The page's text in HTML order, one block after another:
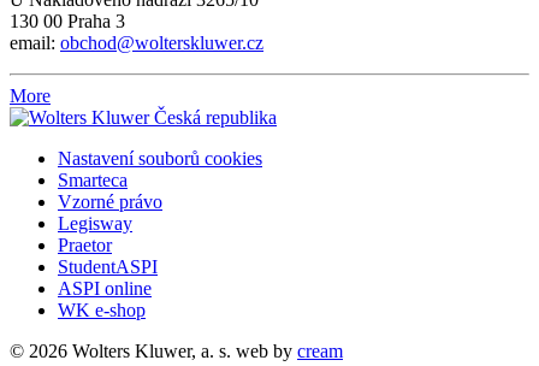
130 00 Praha 3
email: obchod@wolterskluwer.cz
More
Nastavení souborů cookies
Smarteca
Vzorné právo
Legisway
Praetor
StudentASPI
ASPI online
WK e-shop
© 2026 Wolters Kluwer, a. s. web by cream